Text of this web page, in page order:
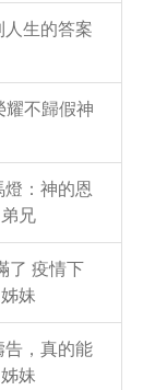
生的答案
耀不歸假神
：神的恩
兄
了 疫情下
妹
告，真的能
妹